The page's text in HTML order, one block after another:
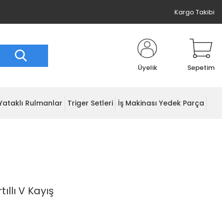
Kargo Takibi
Üyelik Sepetim
Rulmanlar Triger Setleri İş Makinası Yedek Parça
V Kayış